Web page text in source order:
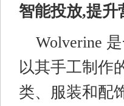
智能投放,提升
Wolverine
以其手工制作
类、服装和配